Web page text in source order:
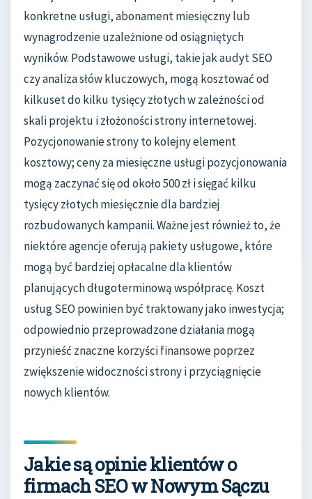
konkretne usługi, abonament miesięczny lub
wynagrodzenie uzależnione od osiągniętych
wyników. Podstawowe usługi, takie jak audyt SEO
czy analiza słów kluczowych, mogą kosztować od
kilkuset do kilku tysięcy złotych w zależności od
skali projektu i złożoności strony internetowej.
Pozycjonowanie strony to kolejny element
kosztowy; ceny za miesięczne usługi pozycjonowania
mogą zaczynać się od około 500 zł i sięgać kilku
tysięcy złotych miesięcznie dla bardziej
rozbudowanych kampanii. Ważne jest również to, że
niektóre agencje oferują pakiety usługowe, które
mogą być bardziej opłacalne dla klientów
planujących długoterminową współpracę. Koszt
usług SEO powinien być traktowany jako inwestycja;
odpowiednio przeprowadzone działania mogą
przynieść znaczne korzyści finansowe poprzez
zwiększenie widoczności strony i przyciągnięcie
nowych klientów.
Jakie są opinie klientów o
firmach SEO w Nowym Sączu